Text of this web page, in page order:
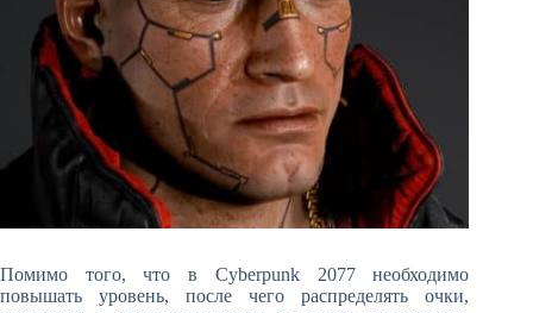
Помимо того, что в Cyberpunk 2077 необходимо
повышать уровень, после чего распределять очки,